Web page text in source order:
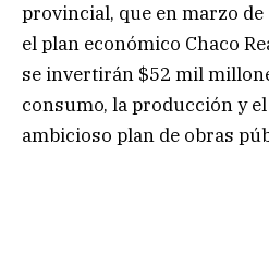
provincial, que en marzo de
el plan económico Chaco
se invertirán $52 mil
consumo, la producción y
ambicioso plan de obras